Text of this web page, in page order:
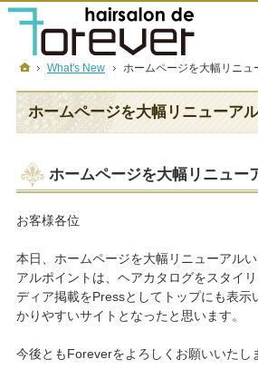
ホームページを大幅リニューア
ホームページを大幅リニュー
お客様各位
本日、ホームページを大幅リニューアル
アルポイントは、ヘアカタログをスタイ
ディア掲載をPressとしてトップにも表示
かりやすいサイトとなったと思います。
今後ともForeverをよろしくお願いいたし
フォーエバーについて
メニュー＆金額
店舗一覧
採用情報
ホーム
What's New ホームページを大幅リニュ